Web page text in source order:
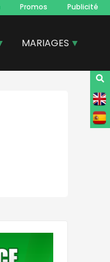
Promos Publicité
MARIAGES